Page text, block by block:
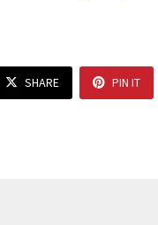
SHARE PIN IT